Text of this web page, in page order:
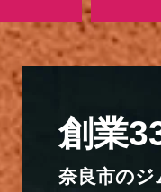
創業
奈良市の